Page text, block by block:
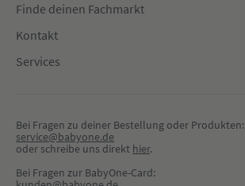
Finde deinen Fachmarkt
Kontakt
Services
Bei Fragen zu deiner Bestellung oder Produkten:
service@babyone.de
oder schreibe uns direkt hier.
Bei Fragen zur BabyOne-Card: